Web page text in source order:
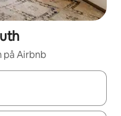
på Airbnb
du navigera med upp- och